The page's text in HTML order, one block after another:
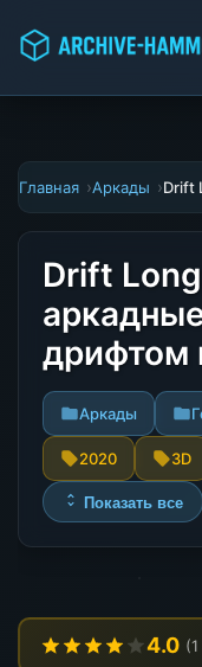
Главная Аркады Drift
Drift
дрифтом
Аркады
2020 3D
Показать все
4.0